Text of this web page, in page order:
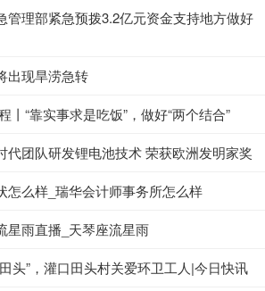
管理部紧急预拨3.2亿元资金支持地方做好
出现旱涝急转
丨“靠实事求是吃饭”，做好“两个结合”
代团队研发锂电池技术 荣获欧洲发明家奖
怎么样_瑞华会计师事务所怎么样
星雨直播_天琴座流星雨
头”，灌口田头村关爱环卫工人|今日快讯